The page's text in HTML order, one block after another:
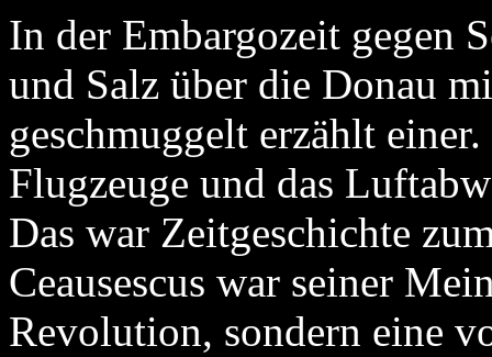
In der Embargozeit gegen
und Salz über die Donau
geschmuggelt erzählt
Flugzeuge und das
Das war Zeitgeschichte
Ceausescus war seiner
Revolution, sondern eine